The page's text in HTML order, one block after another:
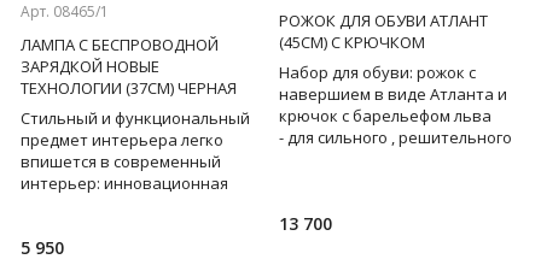
Арт. 08465/1
ЛАМПА С БЕСПРОВОДНОЙ
ЗАРЯДКОЙ НОВЫЕ
ТЕХНОЛОГИИ (37СМ) ЧЕРНАЯ
Стильный и функциональный
предмет интерьера легко
впишется в современный
интерьер: инновационная
регулируем
5 950
РОЖОК ДЛЯ ОБУВИ АТЛАНТ
(45СМ) С КРЮЧКОМ
Набор для обуви: рожок с
навершием в виде Атланта и
крючок с барельефом льва
- для сильного , решительного
13 700